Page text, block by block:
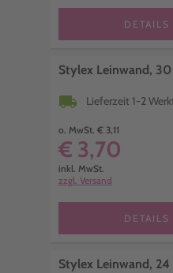
Stylex Leinwand,
local_shipping Lieferzeit 1-2
o. MwSt. € 3,11
€ 3,70
inkl. MwSt.
zzgl. Versand
DETAILS
Stylex Leinwand,